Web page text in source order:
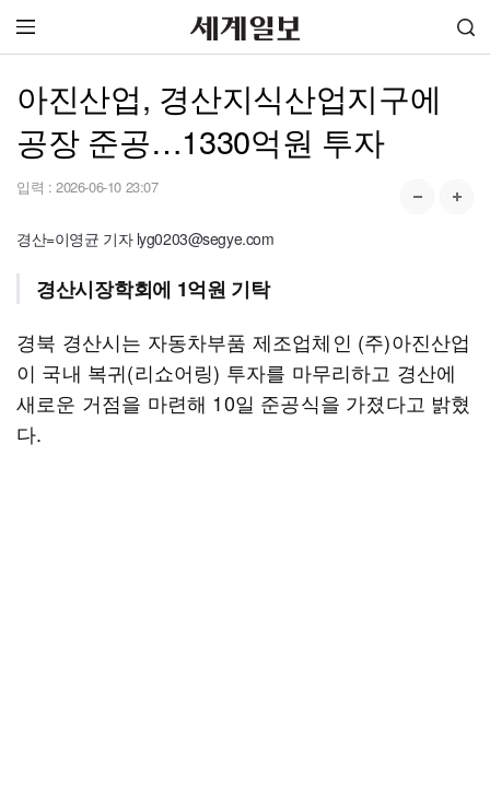
아진산업, 경산지식산업지구에
공장 준공…1330억원 투자
입력 : 2026-06-10 23:07
경산=이영균 기자 lyg0203@segye.com
경산시장학회에 1억원 기탁
경북 경산시는 자동차부품 제조업체인 (주)아진산업
이 국내 복귀(리쇼어링) 투자를 마무리하고 경산에
새로운 거점을 마련해 10일 준공식을 가졌다고 밝혔
다.